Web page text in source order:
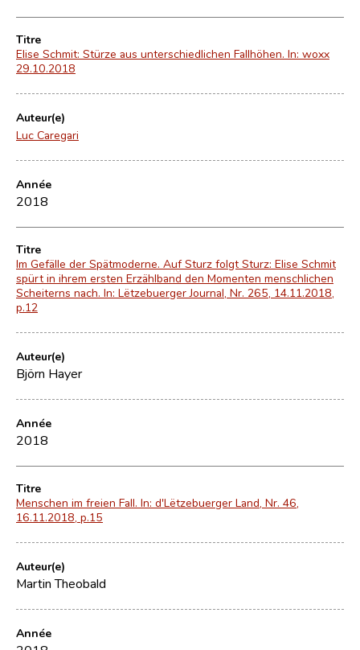
Titre
Elise Schmit: Stürze aus unterschiedlichen Fallhöhen. In: woxx
29.10.2018
Auteur(e)
Luc Caregari
Année
2018
Titre
Im Gefälle der Spätmoderne. Auf Sturz folgt Sturz: Elise Schmit
spürt in ihrem ersten Erzählband den Momenten menschlichen
Scheiterns nach. In: Lëtzebuerger Journal, Nr. 265, 14.11.2018,
p.12
Auteur(e)
Björn Hayer
Année
2018
Titre
Menschen im freien Fall. In: d'Lëtzebuerger Land, Nr. 46,
16.11.2018, p.15
Auteur(e)
Martin Theobald
Année